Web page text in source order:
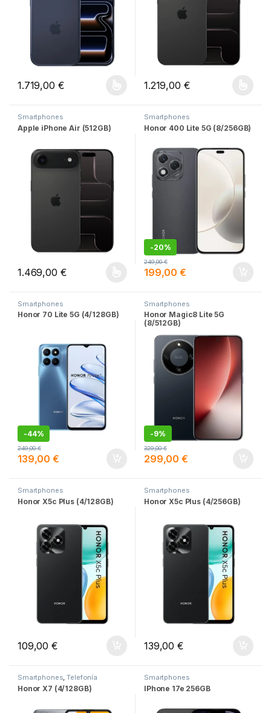
1.719,00 €
Este producto tiene múltiples variantes. Las opciones se
1.219,00 €
Este producto tiene múltiples
Smartphones
Apple iPhone Air (512GB)
1.469,00 €
Este producto tiene múltiples variantes. Las opciones se
Smartphones
Honor 400 Lite 5G (8/256GB)
-20%
199,00€
249,00€
Smartphones
Honor 70 Lite 5G (4/128GB)
-44%
139,00€
249,00€
Smartphones
Honor Magic8 Lite 5G
(8/512GB)
-9%
299,00€
329,00€
Smartphones
Honor X5c Plus (4/128GB)
109,00€
Smartphones
Honor X5c Plus (4/256GB)
139,00€
Smartphones,Telefonía
Honor X7 (4/128GB)
Smartphones
IPhone 17e 256GB